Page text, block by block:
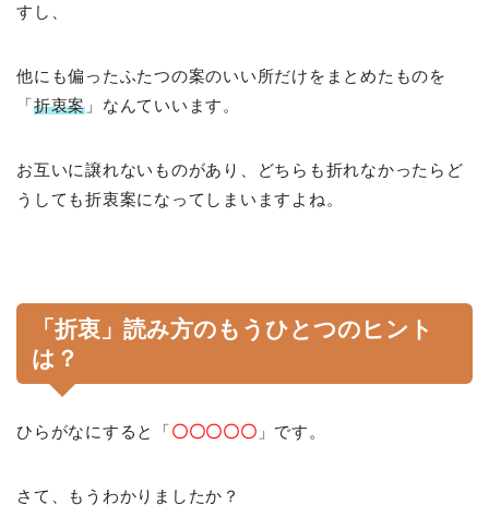
すし、
他にも偏ったふたつの案のいい所だけをまとめたものを
「折衷案 」なんていいます。
お互いに譲れないものがあり、どちらも折れなかったらど
うしても折衷案になってしまいますよね。
「折衷」読み方のもうひとつのヒント
は？
ひらがなにすると「〇〇〇〇〇 」です。
さて、もうわかりましたか？